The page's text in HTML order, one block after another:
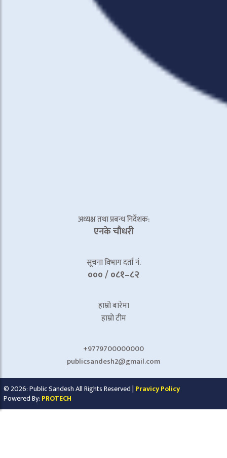
अध्यक्ष तथा प्रबन्ध निर्देशक:
एनके चाैधरी
सूचना विभाग दर्ता नं.
००० / ०८१–८२
हाम्रो बारेमा
हाम्रो टीम
+9779700000000
publicsandesh2@gmail.com
© 2026: Public Sandesh All Rights Reserved | Pravicy Policy
Powered By: PROTECH